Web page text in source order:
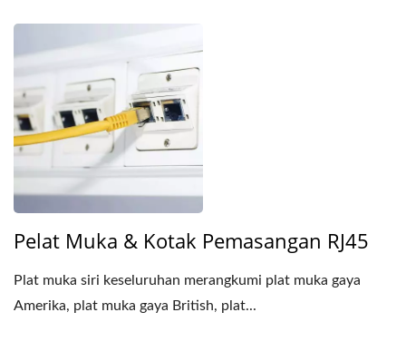
Pelat Muka & Kotak Pemasangan RJ45
Plat muka siri keseluruhan merangkumi plat muka gaya
Amerika, plat muka gaya British, plat...